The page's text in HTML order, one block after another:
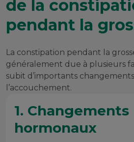
de la
pendant la
La constipation pendant la
généralement due à plusieurs
subit d’importants
l’accouchement.
1. Changements
hormonaux